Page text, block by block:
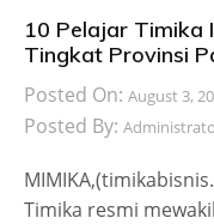
10 Pelajar Timika
Tingkat Provinsi
Posted On: August 3,
Posted By:
Timika resmi